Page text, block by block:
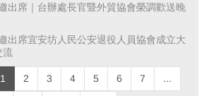
出席｜台辦處長官暨外貿協會榮調歡送晚
出席宜安坊人民公安退役人員協會成立大
1 2 3 4 5 6 7 ...